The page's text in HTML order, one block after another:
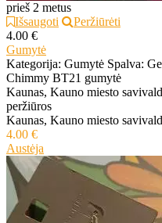
prieš 2 metus
Išsaugoti
Peržiūrėti
4.00 €
Gumytė
Kategorija: Gumytė Spalva:
Chimmy BT21 gumytė
Kaunas, Kauno miesto
peržiūros
Kaunas, Kauno miesto
4.00 €
Austėja